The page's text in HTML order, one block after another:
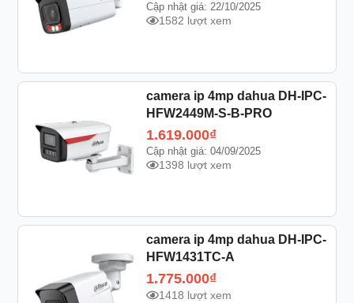
Cập nhật giá: 22/10/2025
1582 lượt xem
camera ip 4mp dahua DH-IPC-
HFW2449M-S-B-PRO
1.619.000₫
Cập nhật giá: 04/09/2025
1398 lượt xem
camera ip 4mp dahua DH-IPC-
HFW1431TC-A
1.775.000₫
1418 lượt xem